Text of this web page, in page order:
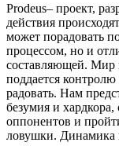
Prodeus– проект,
действия
может порадовать
процессом, но и
составляющей. Мир
поддается
радовать. Нам
безумия и
оппонентов и
ловушки. Динамика